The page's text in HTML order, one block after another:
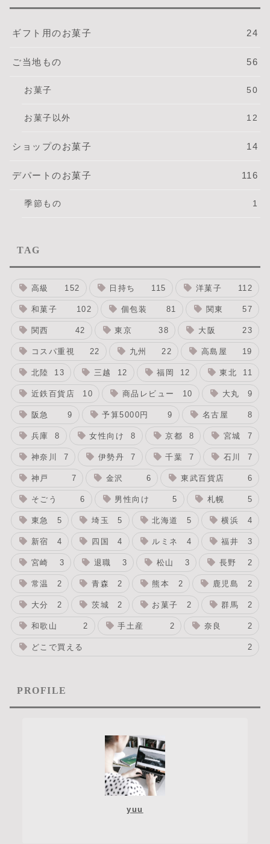
ギフト用のお菓子 24
ご当地もの 56
お菓子 50
お菓子以外 12
ショップのお菓子 14
デパートのお菓子 116
季節もの 1
TAG
高級 152 日持ち 115 洋菓子 112
和菓子 102 個包装 81 関東 57
関西 42 東京 38 大阪 23
コスパ重視 22 九州 22 高島屋 19
北陸 13 三越 12 福岡 12 東北 11
近鉄百貨店 10 商品レビュー 10 大丸 9
阪急 9 予算5000円 9 名古屋 8
兵庫 8 女性向け 8 京都 8 宮城 7
神奈川 7 伊勢丹 7 千葉 7 石川 7
神戸 7 金沢 6 東武百貨店 6
そごう 6 男性向け 5 札幌 5
東急 5 埼玉 5 北海道 5 横浜 4
新宿 4 四国 4 ルミネ 4 福井 3
宮崎 3 退職 3 松山 3 長野 2
常温 2 青森 2 熊本 2 鹿児島 2
大分 2 茨城 2 お菓子 2 群馬 2
和歌山 2 手土産 2 奈良 2
どこで買える 2
PROFILE
yuu